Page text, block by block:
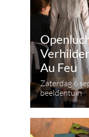
Au Feu
Zaterdag 6
beeldentuin